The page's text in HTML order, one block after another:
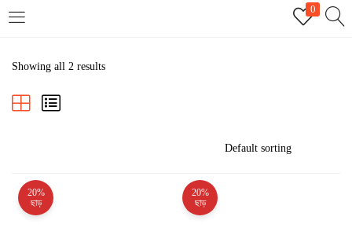
0
REGISTER
Showing all 2 results
20%
ছাড়
20%
ছাড়